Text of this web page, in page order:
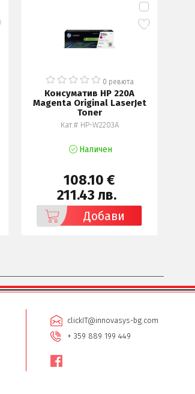
0 ревюта
Консуматив HP 220A
Magenta Original LaserJet
Toner
Кат.# HP-W2203A
Наличен
108.10 €
211.43 лв.
Добави
clickIT@innovasys-bg.com
+ 359 889 199 449